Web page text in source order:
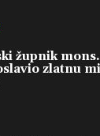
župnik mons.
zlatnu